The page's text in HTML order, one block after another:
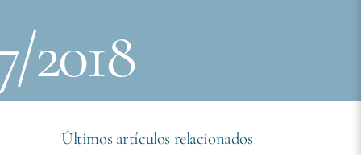
2018
Últimos artículos relacionados